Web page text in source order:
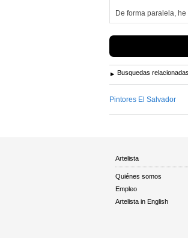
De forma paralela, he
Busquedas relacionadas
Pintores El Salvador
Artelista
Quiénes somos
Empleo
Artelista in English